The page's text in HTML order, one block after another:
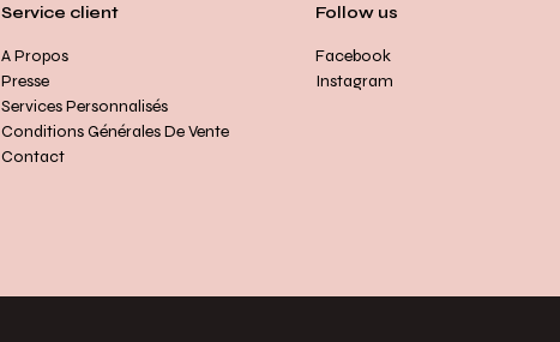
Service client
A Propos
Presse
Services Personnalisés
Conditions Générales De Vente
Contact
Follow us
Facebook
Instagram